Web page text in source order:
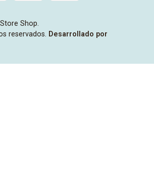
Shop.
reservados. Desarrollado por